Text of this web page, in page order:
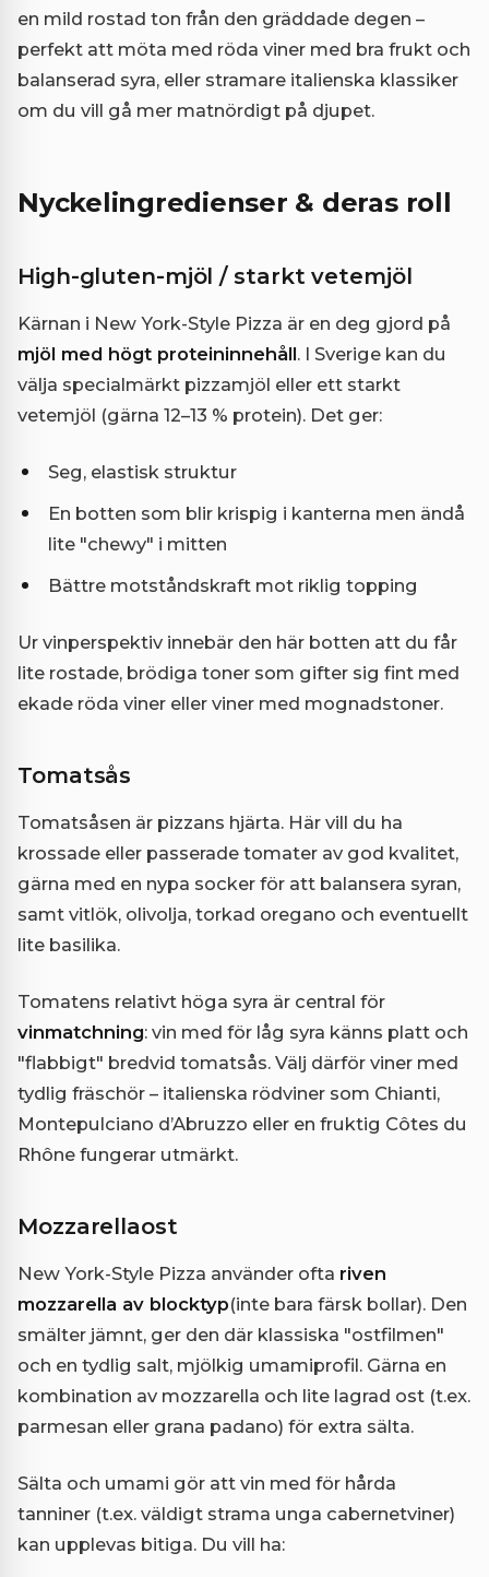
en mild rostad ton från den gräddade degen –
perfekt att möta med röda viner med bra frukt och
balanserad syra, eller stramare italienska klassiker
om du vill gå mer matnördigt på djupet.
Nyckelingredienser & deras roll
High-gluten-mjöl / starkt vetemjöl
Kärnan i New York-Style Pizza är en deg gjord på
mjöl med högt proteininnehåll. I Sverige kan du
välja specialmärkt pizzamjöl eller ett starkt
vetemjöl (gärna 12–13 % protein). Det ger:
Seg, elastisk struktur
En botten som blir krispig i kanterna men ändå
lite "chewy" i mitten
Bättre motståndskraft mot riklig topping
Ur vinperspektiv innebär den här botten att du får
lite rostade, brödiga toner som gifter sig fint med
ekade röda viner eller viner med mognadstoner.
Tomatsås
Tomatsåsen är pizzans hjärta. Här vill du ha
krossade eller passerade tomater av god kvalitet,
gärna med en nypa socker för att balansera syran,
samt vitlök, olivolja, torkad oregano och eventuellt
lite basilika.
Tomatens relativt höga syra är central för
vinmatchning: vin med för låg syra känns platt och
"flabbigt" bredvid tomatsås. Välj därför viner med
tydlig fräschör – italienska rödviner som Chianti,
Montepulciano d’Abruzzo eller en fruktig Côtes du
Rhône fungerar utmärkt.
Mozzarellaost
New York-Style Pizza använder ofta riven
mozzarella av blocktyp(inte bara färsk bollar). Den
smälter jämnt, ger den där klassiska "ostfilmen"
och en tydlig salt, mjölkig umamiprofil. Gärna en
kombination av mozzarella och lite lagrad ost (t.ex.
parmesan eller grana padano) för extra sälta.
Sälta och umami gör att vin med för hårda
tanniner (t.ex. väldigt strama unga cabernetviner)
kan upplevas bitiga. Du vill ha: